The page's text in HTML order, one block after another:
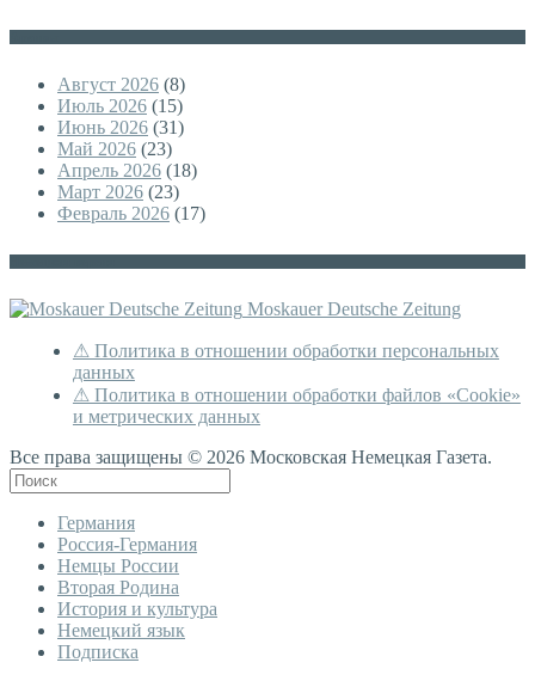
Август 2026 (8)
Июль 2026 (15)
Июнь 2026 (31)
Май 2026 (23)
Апрель 2026 (18)
Март 2026 (23)
Февраль 2026 (17)
Moskauer Deutsche Zeitung
⚠ Политика в отношении обработки персональных
данных
⚠ Политика в отношении обработки файлов «Cookie»
и метрических данных
Все права защищены © 2026 Московская Немецкая Газета.
Германия
Россия-Германия
Немцы России
Вторая Родина
История и культура
Немецкий язык
Подписка